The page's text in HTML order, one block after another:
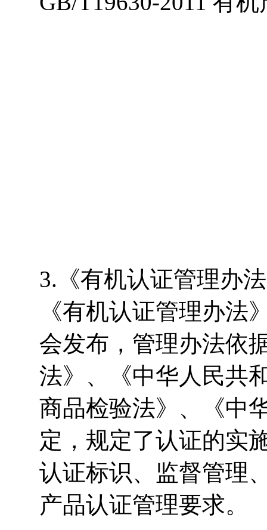
3.《有机认证管理办
《有机认证管理办法
会发布，管理办法依
法》、《中华人民共
商品检验法》、《中
定，规定了认证的实
认证标识、监督管理
产品认证管理要求。